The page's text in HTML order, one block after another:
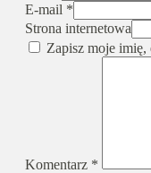
E-mail *
Strona internetowa
Zapisz moje imię,
Komentarz *